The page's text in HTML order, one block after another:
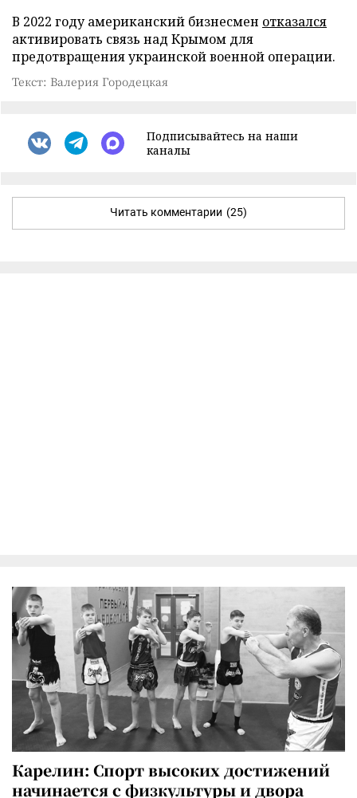
В 2022 году американский бизнесмен отказался
активировать связь над Крымом для
предотвращения украинской военной операции.
Текст: Валерия Городецкая
Подписывайтесь на наши
каналы
Читать комментарии (25)
Карелин: Спорт высоких достижений
начинается с физкультуры и двора